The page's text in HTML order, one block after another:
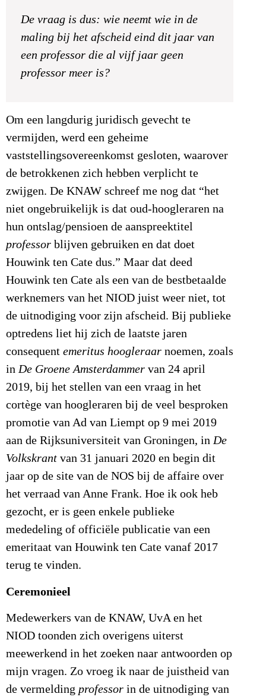
De vraag is dus: wie neemt wie in de
maling bij het afscheid eind dit jaar van
een professor die al vijf jaar geen
professor meer is?
Om een langdurig juridisch gevecht te
vermijden, werd een geheime
vaststellingsovereenkomst gesloten, waarover
de betrokkenen zich hebben verplicht te
zwijgen. De KNAW schreef me nog dat “het
niet ongebruikelijk is dat oud-hoogleraren na
hun ontslag/pensioen de aanspreektitel
professor blijven gebruiken en dat doet
Houwink ten Cate dus.” Maar dat deed
Houwink ten Cate als een van de bestbetaalde
werknemers van het NIOD juist weer niet, tot
de uitnodiging voor zijn afscheid. Bij publieke
optredens liet hij zich de laatste jaren
consequent emeritus hoogleraar noemen, zoals
inDe Groene Amsterdammer van 24 april
2019, bij het stellen van een vraag in het
cortège van hoogleraren bij de veel besproken
promotie van Ad van Liempt op 9 mei 2019
aan de Rijksuniversiteit van Groningen, inDe
Volkskrant van 31 januari 2020 en begin dit
jaar op de site van de NOS bij de affaire over
het verraad van Anne Frank. Hoe ik ook heb
gezocht, er is geen enkele publieke
mededeling of officiële publicatie van een
emeritaat van Houwink ten Cate vanaf 2017
terug te vinden.
Ceremonieel
Medewerkers van de KNAW, UvA en het
NIOD toonden zich overigens uiterst
meewerkend in het zoeken naar antwoorden op
mijn vragen. Zo vroeg ik naar de juistheid van
de vermelding professor in de uitnodiging van